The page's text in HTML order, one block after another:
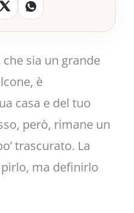
sia un grande
è
casa e del tuo
però, rimane un
trascurato. La
ma definirlo